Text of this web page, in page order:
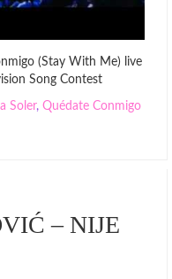
(Stay With Me) live
Song Contest
Soler, Quédate Conmigo
– NIJE